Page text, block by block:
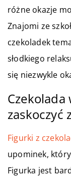
różne okazje
Znajomi ze
czekoladek
słodkiego
się niezwykle
Czekolada
zaskoczyć
Figurki z
upominek,
Figurka jest